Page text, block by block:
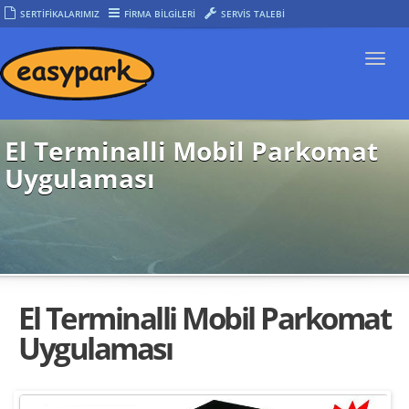
SERTİFİKALARIMIZ FİRMA BİLGİLERİ SERVİS TALEBİ
El Terminalli Mobil Parkomat
Uygulaması
El Terminalli Mobil Parkomat
Uygulaması